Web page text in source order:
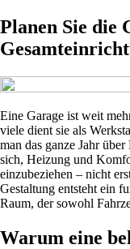
Planen Sie die
Eine Garage ist weit
viele dient sie als
man das ganze Jahr
sich, Heizung und
einzubeziehen – nicht
Gestaltung entsteht ein
Raum, der sowohl
Warum eine